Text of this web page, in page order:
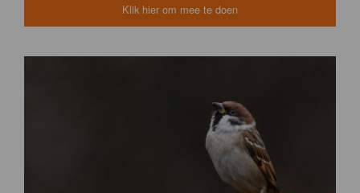
Klik hier om mee te doen